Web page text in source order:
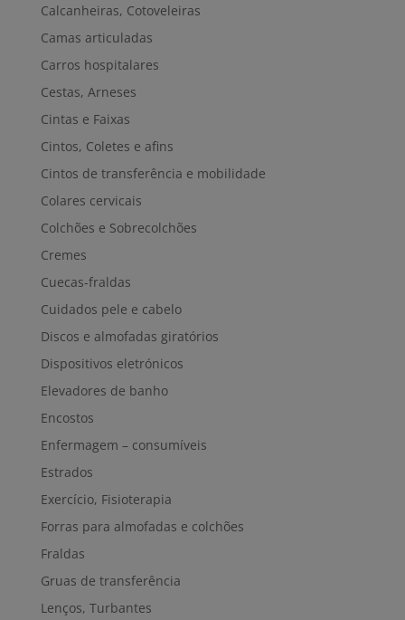
Calcanheiras, Cotoveleiras
Camas articuladas
Carros hospitalares
Cestas, Arneses
Cintas e Faixas
Cintos, Coletes e afins
Cintos de transferência e mobilidade
Colares cervicais
Colchões e Sobrecolchões
Cremes
Cuecas-fraldas
Cuidados pele e cabelo
Discos e almofadas giratórios
Dispositivos eletrónicos
Elevadores de banho
Encostos
Enfermagem – consumíveis
Estrados
Exercício, Fisioterapia
Forras para almofadas e colchões
Fraldas
Gruas de transferência
Lenços, Turbantes